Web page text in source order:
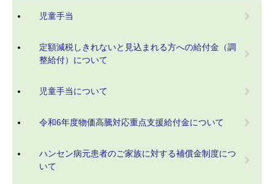
児童手当
定額減税しきれないと見込まれる方への給付金（調
整給付）について
児童手当について
令和6年度物価高騰対応重点支援給付金について
ハンセン病元患者のご家族に対する補償金制度につ
いて